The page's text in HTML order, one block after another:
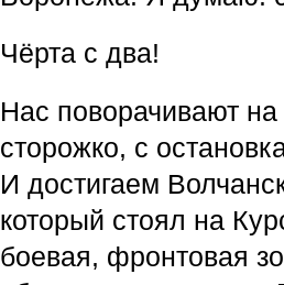
Чёрта с два!
Нас поворачивают
сторожко, с
И достигаем
который стоял на
боевая, фронтовая